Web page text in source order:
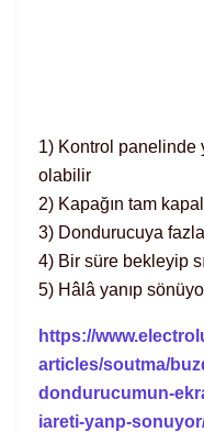
1) Kontrol panelinde
olabilir
2) Kapağın tam
3) Dondurucuya
4) Bir süre bekleyip
5) Hâlâ yanıp
https://
articles/soutma/
dondurucumun-
iareti-yanp-